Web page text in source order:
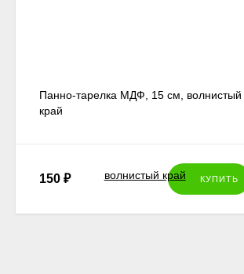
Панно-тарелка МДФ, 15 см, волнистый
край
150 ₽ КУПИТЬ